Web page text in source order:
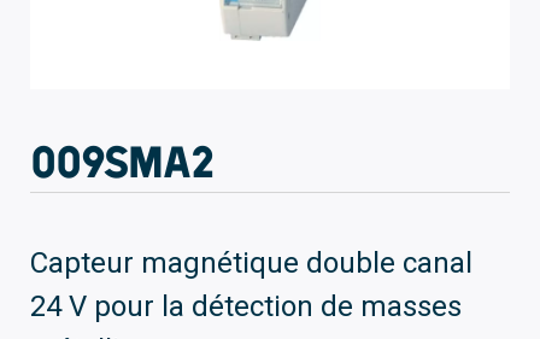
009SMA2
Capteur magnétique double canal
24 V pour la détection de masses